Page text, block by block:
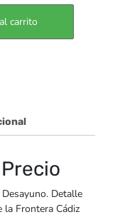
carrito
Detalle
la Frontera Cádiz